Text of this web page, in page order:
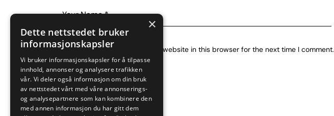
Save my name, email, and website in this browser for the next time I comment.
×
Dette nettstedet bruker
informasjonskapsler
Vi bruker informasjonskapsler for å tilpasse
innhold, annonser og analysere trafikken
vår. Vi deler også informasjon om din bruk
av nettstedet vårt med våre annonserings-
og analysepartnere som kan kombinere den
med annen informasjon du har gitt dem